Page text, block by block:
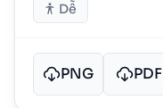
Dễ
PNG PDF